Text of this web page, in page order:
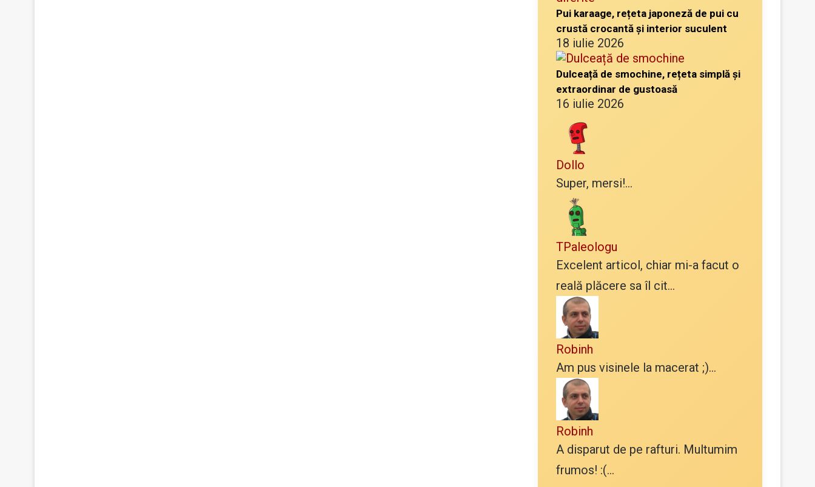
Pui karaage, rețeta japoneză de pui cu
crustă crocantă și interior suculent
18 iulie 2026
Dulceață de smochine, rețeta simplă și
extraordinar de gustoasă
16 iulie 2026
Dollo
Super, mersi!...
TPaleologu
Excelent articol, chiar mi-a facut o
reală plăcere sa îl cit...
Robinh
Am pus visinele la macerat ;)...
Robinh
A disparut de pe rafturi. Multumim
frumos! :(...